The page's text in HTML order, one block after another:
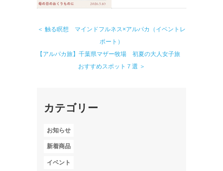
＜ 触る瞑想 マインドフルネス×アルパカ（イベントレ
ポート）
【アルパカ旅】千葉県マザー牧場 初夏の大人女子旅
おすすめスポット７選 ＞
カテゴリー
お知らせ
新着商品
イベント